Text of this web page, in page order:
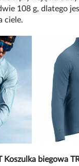
108 g, dlatego
ciele.
Koszulka biegowa